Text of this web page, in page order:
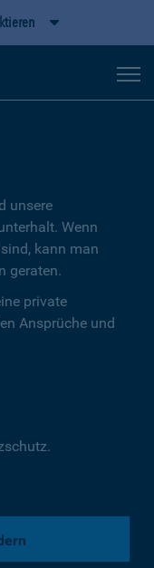
unsere
Wenn
kann man
geraten.
private
Ansprüche und